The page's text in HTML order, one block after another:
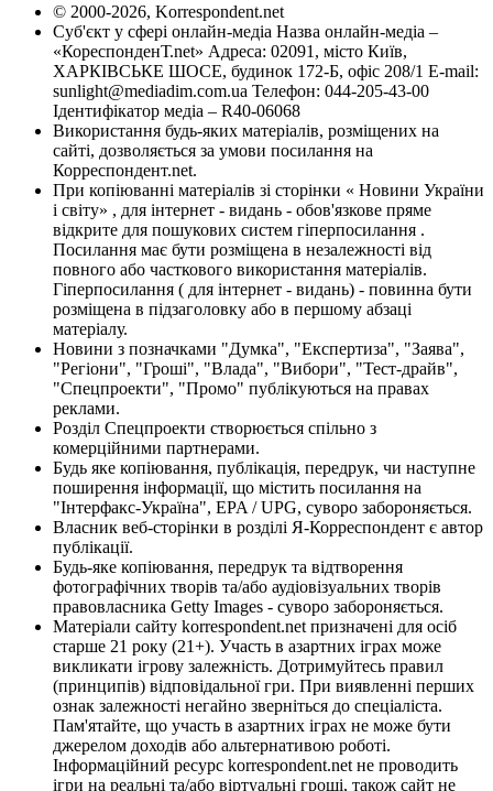
© 2000-2026, Korrespondent.net
Суб'єкт у сфері онлайн-медіа Назва онлайн-медіа –
«КореспонденТ.net» Адреса: 02091, місто Київ,
ХАРКІВСЬКЕ ШОСЕ, будинок 172-Б, офіс 208/1 E-mail:
sunlight@mediadim.com.ua Телефон: 044-205-43-00
Ідентифікатор медіа – R40-06068
Використання будь-яких матеріалів, розміщених на
сайті, дозволяється за умови посилання на
Корреспондент.net.
При копіюванні матеріалів зі сторінки « Новини України
і світу» , для інтернет - видань - обов'язкове пряме
відкрите для пошукових систем гіперпосилання .
Посилання має бути розміщена в незалежності від
повного або часткового використання матеріалів.
Гіперпосилання ( для інтернет - видань) - повинна бути
розміщена в підзаголовку або в першому абзаці
матеріалу.
Новини з позначками "Думка", "Експертиза", "Заява",
"Регіони", "Гроші", "Влада", "Вибори", "Тест-драйв",
"Спецпроекти", "Промо" публікуються на правах
реклами.
Розділ Спецпроекти створюється спільно з
комерційними партнерами.
Будь яке копіювання, публікація, передрук, чи наступне
поширення інформації, що містить посилання на
"Інтерфакс-Україна", EPA / UPG, суворо забороняється.
Власник веб-сторінки в розділі Я-Корреспондент є автор
публікації.
Будь-яке копіювання, передрук та відтворення
фотографічних творів та/або аудіовізуальних творів
правовласника Getty Images - суворо забороняється.
Матеріали сайту korrespondent.net призначені для осіб
старше 21 року (21+). Участь в азартних іграх може
викликати ігрову залежність. Дотримуйтесь правил
(принципів) відповідальної гри. При виявленні перших
ознак залежності негайно зверніться до спеціаліста.
Пам'ятайте, що участь в азартних іграх не може бути
джерелом доходів або альтернативою роботі.
Інформаційний ресурс korrespondent.net не проводить
ігри на реальні та/або віртуальні гроші, також сайт не